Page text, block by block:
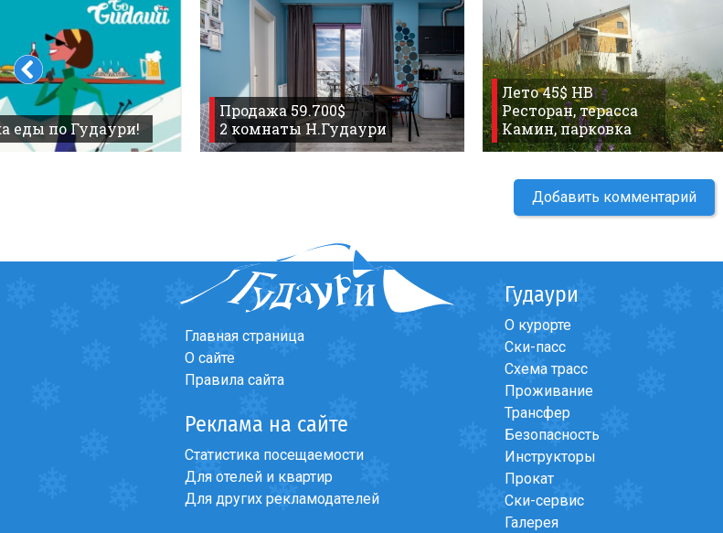
еды по Гудаури!
Продажа 59.700$
2 комнаты Н.Гудаури
Лето 45$ HB
Ресторан, терасса
Камин, парковка
Добавить комментарий
Главная страница
О сайте
Правила сайта
Реклама на сайте
Статистика посещаемости
Для отелей и квартир
Для других рекламодателей
Гудаури
О курорте
Ски-пасс
Схема трасс
Проживание
Трансфер
Безопасность
Инструкторы
Прокат
Ски-сервис
Галерея